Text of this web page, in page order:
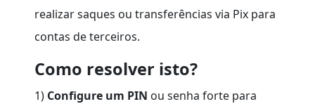
realizar saques ou transferências via Pix para
contas de terceiros.
Como resolver isto?
1) Configure um PIN ou senha forte para